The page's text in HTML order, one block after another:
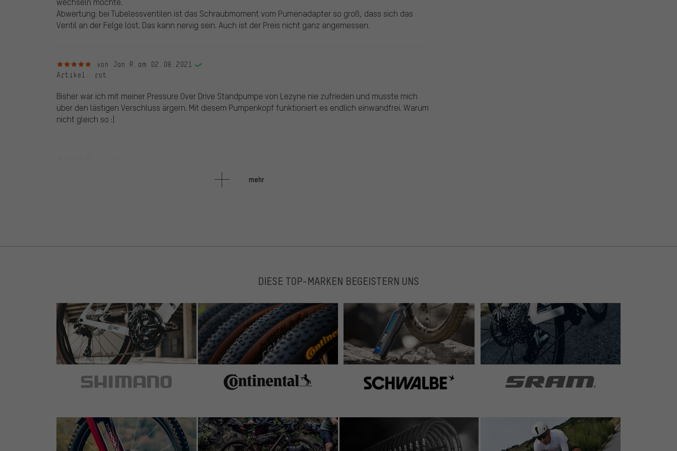
Abwertung: bei Tubelessventilen ist das Schraubmoment vom Pumenadapter so groß, dass sich das
Ventil an der Felge löst. Das kann nervig sein. Auch ist der Preis nicht ganz angemessen.
5 von 5 Sternenvon Jan R. am 02.08.2021
Artikel : rot
Bisher war ich mit meiner Pressure Over Drive Standpumpe von Lezyne nie zufrieden und musste mich
über den lästigen Verschluss ärgern. Mit diesem Pumpenkopf funktioniert es endlich einwandfrei. Warum
nicht gleich so :)
mehr
DIESE TOP-MARKEN BEGEISTERN UNS